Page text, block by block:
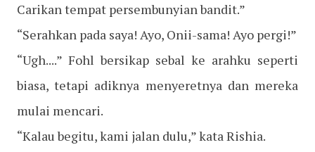
Carikan tempat persembunyian bandit.”
“Serahkan pada saya! Ayo, Onii-sama! Ayo pergi!”
“Ugh....” Fohl bersikap sebal ke arahku seperti
biasa, tetapi adiknya menyeretnya dan mereka
mulai mencari.
“Kalau begitu, kami jalan dulu,” kata Rishia.